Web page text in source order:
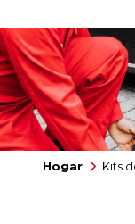
Hogar Kits